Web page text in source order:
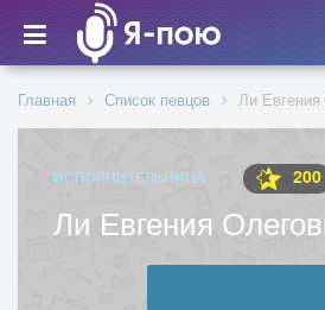
Главная Список певцов Ли
ИСПОЛНИТЕЛЬНИЦА 200
Ли Евгения